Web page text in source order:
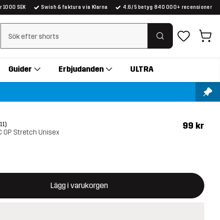
1000 SEK Swish & faktura via Klarna 4.6/5 betyg 840 000+ recensioner
Rensa sök
Guider Erbjudanden ULTRA
GP Stretch Unisex
99 kr
Lägg i varukorgen
att öppna en modal som bekräftar en ny vara i varukorg